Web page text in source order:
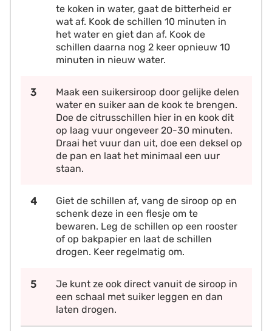
te koken in water, gaat de bitterheid er
wat af. Kook de schillen 10 minuten in
het water en giet dan af. Kook de
schillen daarna nog 2 keer opnieuw 10
minuten in nieuw water.
Maak een suikersiroop door gelijke delen
water en suiker aan de kook te brengen.
Doe de citrusschillen hier in en kook dit
op laag vuur ongeveer 20-30 minuten.
Draai het vuur dan uit, doe een deksel op
de pan en laat het minimaal een uur
staan.
Giet de schillen af, vang de siroop op en
schenk deze in een flesje om te
bewaren. Leg de schillen op een rooster
of op bakpapier en laat de schillen
drogen. Keer regelmatig om.
Je kunt ze ook direct vanuit de siroop in
een schaal met suiker leggen en dan
laten drogen.